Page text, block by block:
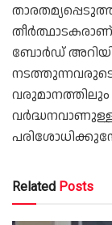
ബോർഡ്
Related Posts